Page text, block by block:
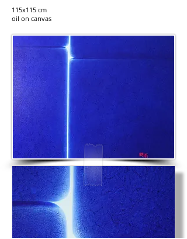
115x115 cm
oil on canvas